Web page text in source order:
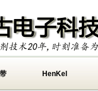
HenKel